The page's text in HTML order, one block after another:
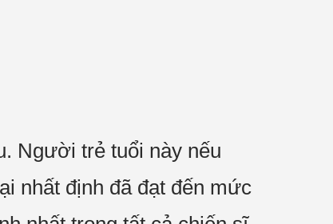
Người trẻ tuổi này nếu
nhất định đã đạt đến mức